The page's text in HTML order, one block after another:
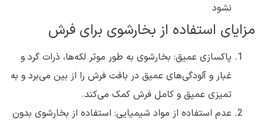
نشود
مزایای استفاده از بخارشوی برای فرش
پاکسازی عمیق: بخارشوی به طور موثر لکه‌ها، ذرات گرد و
غبار و آلودگی‌های عمیق در بافت فرش را از بین می‌برد و به
تمیزی عمیق و کامل فرش کمک می‌کند.
عدم استفاده از مواد شیمیایی: استفاده از بخارشوی بدون